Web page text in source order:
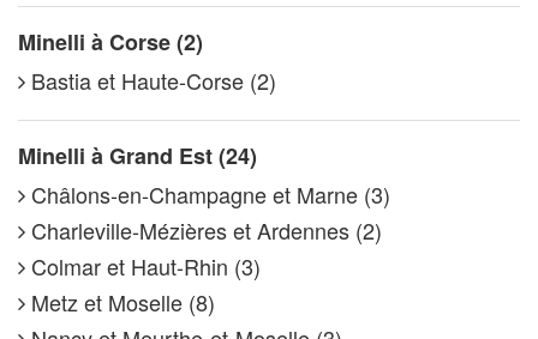
Minelli à Corse (2)
Bastia et Haute-Corse (2)
Minelli à Grand Est (24)
Châlons-en-Champagne et Marne (3)
Charleville-Mézières et Ardennes (2)
Colmar et Haut-Rhin (3)
Metz et Moselle (8)